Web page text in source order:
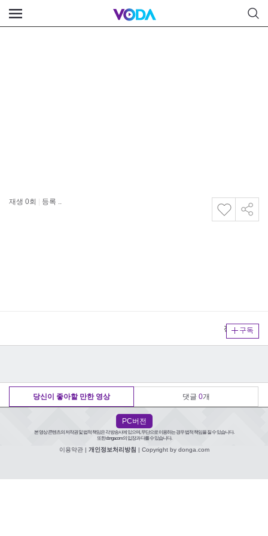
재생 0회 등록 ..
구독
전체보기
당신이 좋아할 만한 영상 댓글 0개
PC버전
본 영상 콘텐츠의 저작권 및 법적 책임은 각 방송사에 있으며, 무단으로 이용하는 경우 법적 책임을 질 수 있습니다.
또한 donga.com의 입장과 다를 수 있습니다.
이용약관| 개인정보처리방침 | Copyright by donga.com